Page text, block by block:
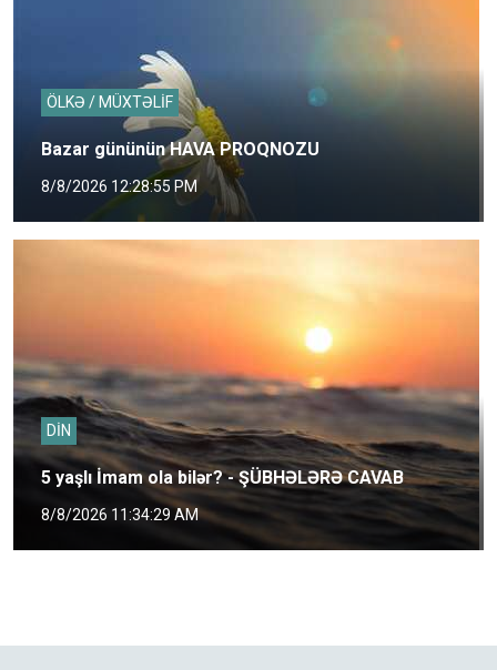
ÖLKƏ / MÜXTƏLİF
Bazar gününün HAVA PROQNOZU
8/8/2026 12:28:55 PM
DİN
5 yaşlı İmam ola bilər? - ŞÜBHƏLƏRƏ CAVAB
8/8/2026 11:34:29 AM